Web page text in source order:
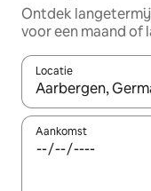
Ontdek
voor een maand of
Locatie
Wanneer er
Aankomst